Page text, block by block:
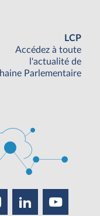
LCP
Accédez à toute
l'actualité de
Parlementaire